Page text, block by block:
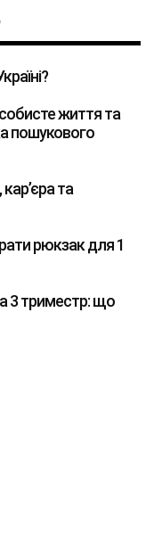
життя та
пошукового
та
рюкзак для 1
3 триместр: що